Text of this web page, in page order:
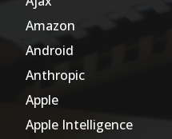
Amazon
Android
Anthropic
Apple
Apple Intelligence